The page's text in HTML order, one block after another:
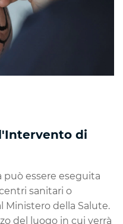
di
può essere eseguita
sanitari o
Ministero della Salute.
del luogo in cui verrà